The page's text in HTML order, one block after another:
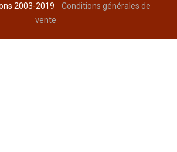
2003-2019Conditions générales de
vente